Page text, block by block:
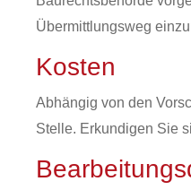
Übermittlungsweg
Kosten
Abhängig von den
Stelle. Erkundigen Sie